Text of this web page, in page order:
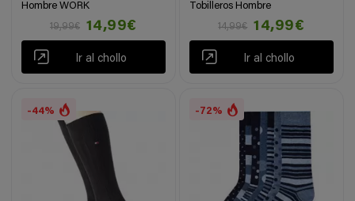
Hombre WORK
19,99€
14,99€
Ir al chollo
Tobilleros Hombre
14,99€
14,99€
Ir al chollo
-44% -72%